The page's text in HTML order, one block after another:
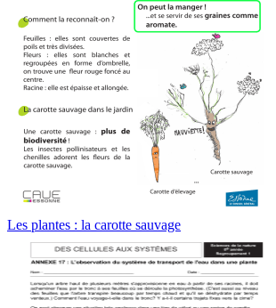
Les plantes : la carotte sauvage